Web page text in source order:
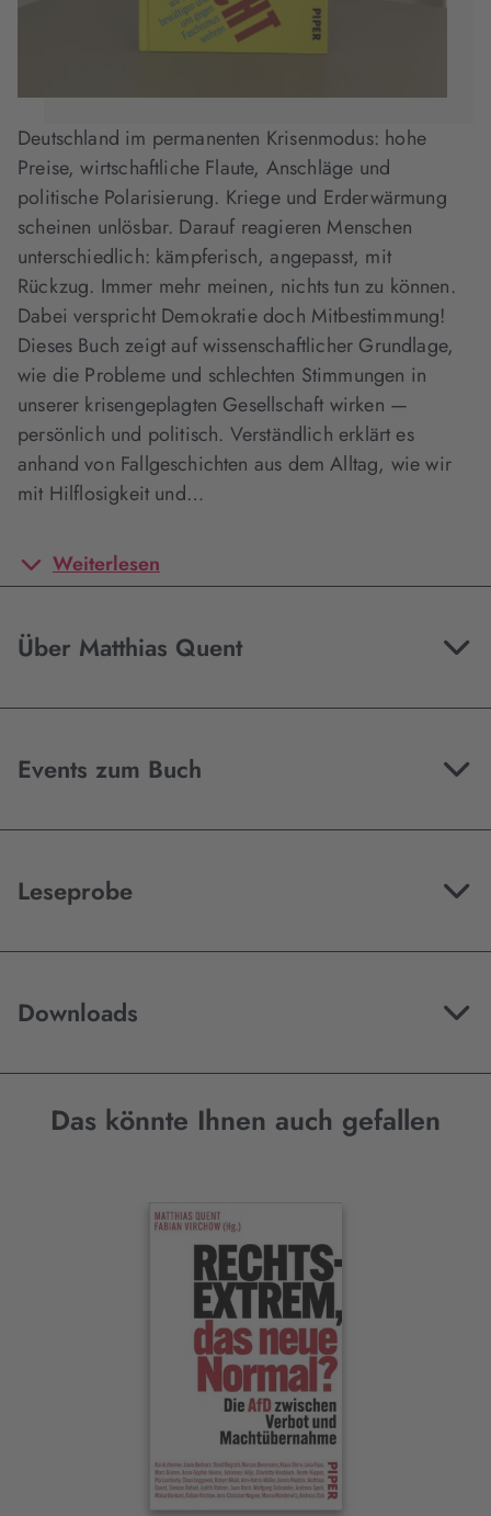
Deutschland im permanenten Krisenmodus: hohe
Preise, wirt­schaftliche Flaute, Anschläge und
politische Polarisierung. Kriege und Erderwärmung
scheinen unlösbar. Darauf reagieren Menschen
unterschiedlich: kämpferisch, angepasst, mit
Rückzug. Immer mehr meinen, nichts tun zu ­können.
Dabei verspricht Demokratie doch Mitbestimmung!
Dieses Buch zeigt auf wissen­schaftlicher Grundlage,
wie die Probleme und schlechten Stimmungen in
unserer krisen­geplagten Gesellschaft wirken —
persönlich und politisch. Verständlich erklärt es
anhand von Fallgeschichten aus dem Alltag, wie wir
mit Hilflosigkeit und…
Weiterlesen
Über Matthias Quent
Events zum Buch
Leseprobe
Downloads
Das könnte Ihnen auch gefallen